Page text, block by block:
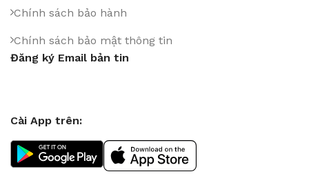
Chính sách bảo hành
Chính sách bảo mật thông tin
Đăng ký Email bản tin
Cài App trên: